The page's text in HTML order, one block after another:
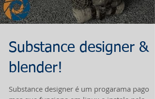
Substance designer &
blender!
Substance designer é um progarama pago